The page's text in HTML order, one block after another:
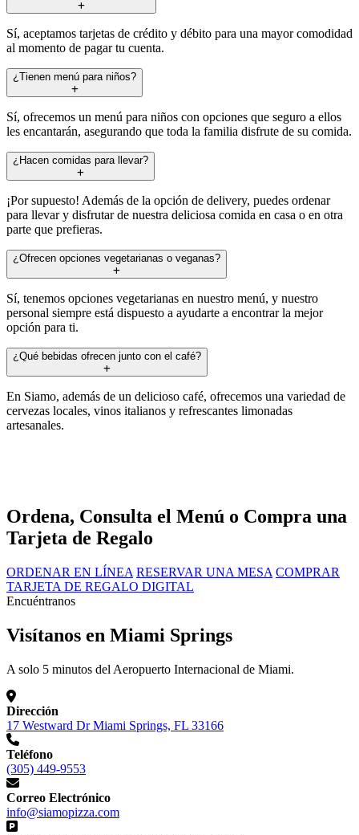
Sí, aceptamos tarjetas de crédito y débito para una mayor comodidad
al momento de pagar tu cuenta.
¿Tienen menú para niños?
Sí, ofrecemos un menú para niños con opciones que seguro a ellos
les encantarán, asegurando que toda la familia disfrute de su comida.
¿Hacen comidas para llevar?
¡Por supuesto! Además de la opción de delivery, puedes ordenar
para llevar y disfrutar de nuestra deliciosa comida en casa o en otra
parte que prefieras.
¿Ofrecen opciones vegetarianas o veganas?
Sí, tenemos opciones vegetarianas en nuestro menú, y nuestro
personal siempre está dispuesto a ayudarte a encontrar la mejor
opción para ti.
¿Qué bebidas ofrecen junto con el café?
En Siamo, además de un delicioso café, ofrecemos una variedad de
cervezas locales, vinos italianos y refrescantes limonadas
artesanales.
Ordena, Consulta el Menú o Compra una
Tarjeta de Regalo
ORDENAR EN LÍNEA RESERVAR UNA MESA COMPRAR
TARJETA DE REGALO DIGITAL
Encuéntranos
Visítanos en Miami Springs
A solo 5 minutos del Aeropuerto Internacional de Miami.
Dirección
17 Westward Dr Miami Springs, FL 33166
Teléfono
(305) 449-9553
Correo Electrónico
info@siamopizza.com